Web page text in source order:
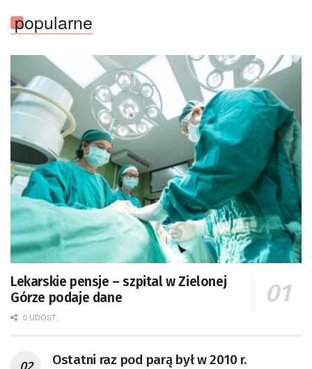
popularne
Lekarskie pensje – szpital w Zielonej
Górze podaje dane
0 UDOST.
Ostatni raz pod parą był w 2010 r.